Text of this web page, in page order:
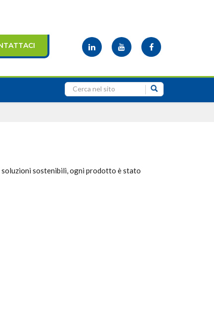
sostenibili, ogni prodotto è stato